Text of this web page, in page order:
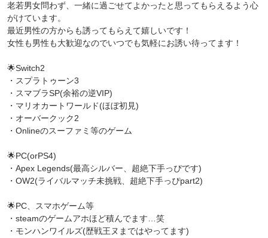
老若男女問わず、一緒に過ごせてよかったと思ってもらえるよう心
がけています。
最近男性の方からも誘ってもらえて嬉しいです！
女性も男性も大歓迎なのでいつでも気軽にお誘い待ってます！
🌟Switch2
・スプラトゥーン3
・スマブラSP(余裕の逆VIP)
・マリオカートワールド(ほぼ初見)
・オーバークック2
・Onlineのスーファミ等のゲーム
🌟PC(orPS4)
・Apex Legends(最高シルバー、超絶下手っぴです)
・OW2(ライバルマッチ未挑戦、超絶下手っぴpart2)
🌟PC、スマホゲーム等
・steamのゲームアホほど積んでます…笑
・モンハンワイルズ(歴戦王ヌまではやってます)